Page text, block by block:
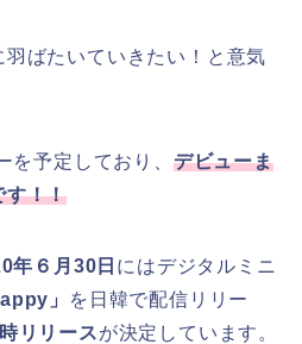
ばたいていきたい！と意気
予定しており、 デビューま
す！！
年６月30日 にはデジタルミニ
」
を日韓で配信リリー
リリースが決定しています。